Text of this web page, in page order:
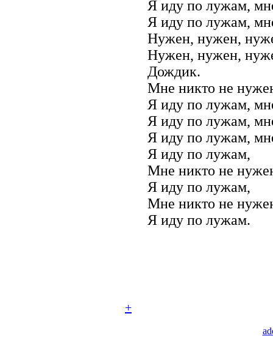
Я иду по лужам,
Я иду по лужам,
Нужен, нужен,
Нужен, нужен,
Дождик.
Мне никто не
Я иду по лужам,
Я иду по лужам,
Я иду по лужам,
Я иду по лужам,
Мне никто не
Я иду по лужам,
Мне никто не
Я иду по лужам.
+